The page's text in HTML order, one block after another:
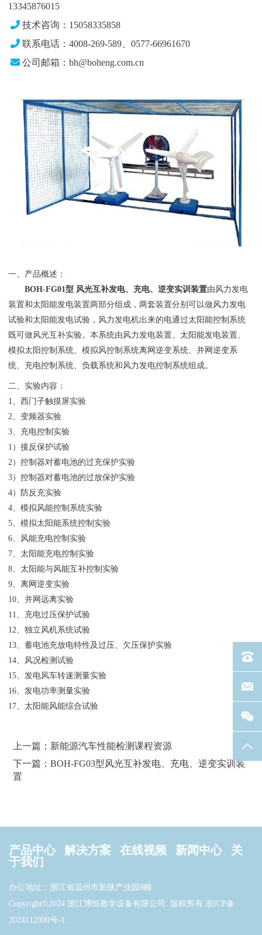
13345876015
技术咨询：15058335858
联系电话：4008-269-589、0577-66961670
公司邮箱：bh@boheng.com.cn
一、产品概述：
BOH-FG01型 风光互补发电、充电、逆变实训装置由风力发电
装置和太阳能发电装置两部分组成，两套装置分别可以做风力发电
试验和太阳能发电试验，风力发电机出来的电通过太阳能控制系统
既可做风光互补实验。本系统由风力发电装置、太阳能发电装置、
模拟太阳控制系统、模拟风控制系统离网逆变系统、并网逆变系
统、充电控制系统、负载系统和风力发电控制系统组成。
二、实验内容：
1、西门子触摸屏实验
2、变频器实验
3、充电控制实验
1）接反保护试验
2）控制器对蓄电池的过充保护实验
3）控制器对蓄电池的过放保护实验
4）防反充实验
4、模拟风能控制系统实验
5、模拟太阳能系统控制实验
6、风能充电控制实验
7、太阳能充电控制实验
8、太阳能与风能互补控制实验
9、离网逆变实验
10、并网远离实验
11、充电过压保护试验
12、独立风机系统试验
13、蓄电池充放电特性及过压、欠压保护实验
14、风况检测试验
15、发电风车转速测量实验
16、发电功率测量实验
17、太阳能风能综合试验
上一篇：新能源汽车性能检测课程资源
下一篇：BOH-FG03型风光互补发电、充电、逆变实训装
置
产品中心 解决方案 在线视频 新闻中心
关
于我们
办公地址：浙江省温州市新纵产业园8幢
Copyright©2024 浙江博恒教学设备有限公司. 版权所有 浙ICP备
2024112000号-1
电话
联系
返回